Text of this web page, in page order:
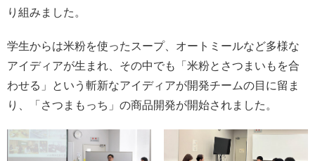
り組みました。
学生からは米粉を使ったスープ、オートミールなど多様な
アイディアが生まれ、その中でも「米粉とさつまいもを合
わせる」という斬新なアイディアが開発チームの目に留ま
り、「さつまもっち」の商品開発が開始されました。